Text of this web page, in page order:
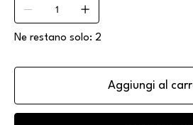
Ne restano solo: 2
Aggiungi al